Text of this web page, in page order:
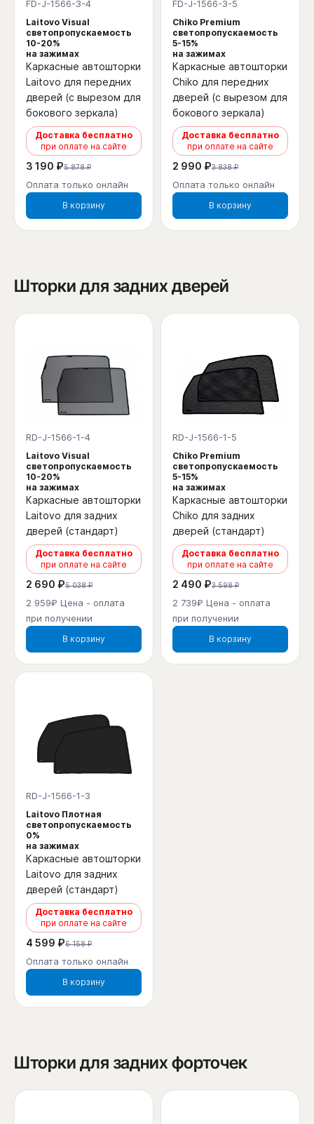
FD-J-1566-3-4
Laitovo Visual
светопропускаемость
10-20%
на зажимах
Каркасные автошторки
Laitovo для передних
дверей (с вырезом для
бокового зеркала)
Доставка бесплатно
при оплате на сайте
3 190 ₽5 878 ₽
Оплата только онлайн
В корзину
FD-J-1566-3-5
Chiko Premium
светопропускаемость
5-15%
на зажимах
Каркасные автошторки
Chiko для передних
дверей (с вырезом для
бокового зеркала)
Доставка бесплатно
при оплате на сайте
2 990 ₽3 838 ₽
Оплата только онлайн
В корзину
Шторки для задних дверей
RD-J-1566-1-4
Laitovo Visual
светопропускаемость
10-20%
на зажимах
Каркасные автошторки
Laitovo для задних
дверей (стандарт)
Доставка бесплатно
при оплате на сайте
2 690 ₽5 038 ₽
2 959₽ Цена - оплата
при получении
В корзину
RD-J-1566-1-5
Chiko Premium
светопропускаемость
5-15%
на зажимах
Каркасные автошторки
Chiko для задних
дверей (стандарт)
Доставка бесплатно
при оплате на сайте
2 490 ₽3 598 ₽
2 739₽ Цена - оплата
при получении
В корзину
RD-J-1566-1-3
Laitovo Плотная
светопропускаемость
0%
на зажимах
Каркасные автошторки
Laitovo для задних
дверей (стандарт)
Доставка бесплатно
при оплате на сайте
4 599 ₽5 158 ₽
Оплата только онлайн
В корзину
Шторки для задних форточек